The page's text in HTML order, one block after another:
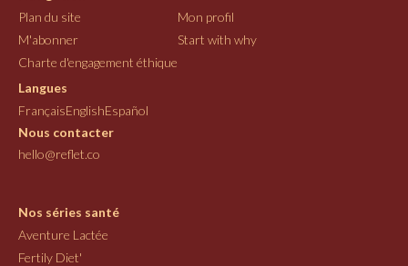
Plan du site
Mon profil
M'abonner
Start with why
Charte d'engagement éthique
Langues
FrançaisEnglishEspañol
Nous contacter
hello@reflet.co
Nos séries santé
Aventure Lactée
Fertily Diet'